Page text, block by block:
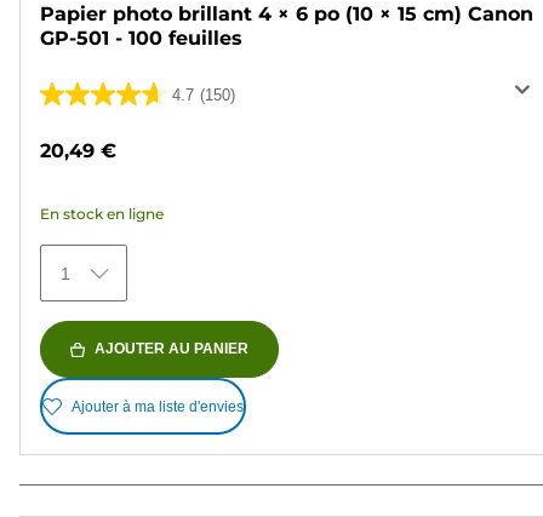
Papier photo brillant 4 × 6 po (10 × 15 cm) Canon
GP-501 - 100 feuilles
4.7 (150)
4.7
150
avis
20,49 €
En stock en ligne
1
AJOUTER AU PANIER
Ajouter à ma liste d'envies